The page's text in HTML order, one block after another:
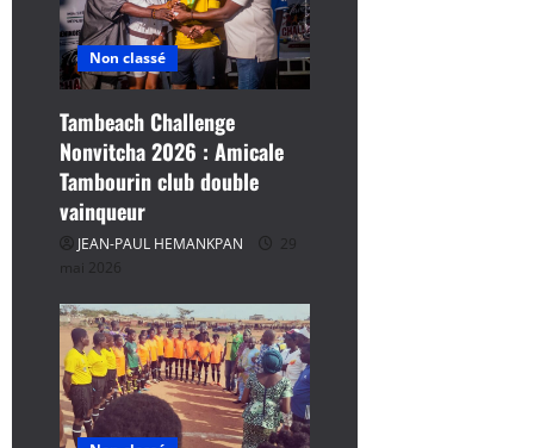
Non classé
Tambeach Challenge
Nonvitcha 2026 : Amicale
Tambourin club double
vainqueur
JEAN-PAUL HEMANKPAN
29
mai 2026